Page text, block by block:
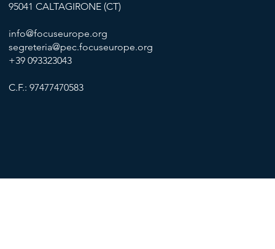
95041 CALTAGIRONE (CT)
info@focuseurope.org
segreteria@pec.focuseurope.org
+39 093323043
C.F.: 97477470583